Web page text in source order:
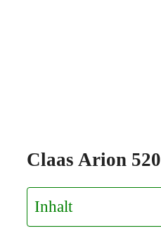
Claas Arion 520
Inhalt